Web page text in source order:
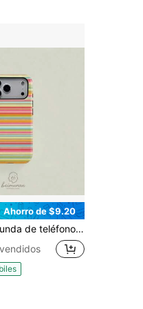
Ahorro de $9.20
de rayas arcoíris retro, funda protectora 2 en 1 resistente y duradera, compatible con iPhone 17/16/15/14/13/12/11 Pro Max/Plus/Pro, Galaxy S26/S25/S24/S23/22/21, regalo de cumpleaños perfecto.